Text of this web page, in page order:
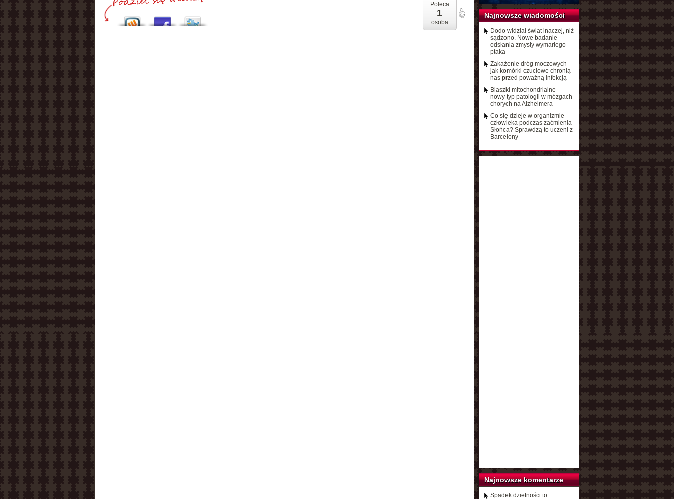
Poleca
1
osoba
Najnowsze wiadomości
Dodo widział świat inaczej, niż
sądzono. Nowe badanie
odsłania zmysły wymarłego
ptaka
Zakażenie dróg moczowych –
jak komórki czuciowe chronią
nas przed poważną infekcją
Blaszki mitochondrialne –
nowy typ patologii w mózgach
chorych na Alzheimera
Co się dzieje w organizmie
człowieka podczas zaćmienia
Słońca? Sprawdzą to uczeni z
Barcelony
Najnowsze komentarze
Spadek dzietności to